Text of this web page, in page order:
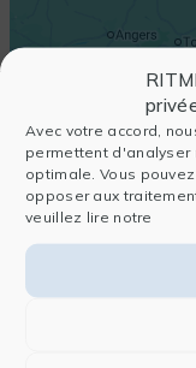
Avec votre accord,
permettent d'analyser
optimale. Vous
opposer aux
veuillez lire notre